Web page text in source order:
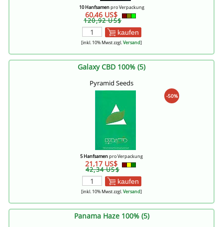
10 Hanfsamenpro Verpackung
60,46 US$
120,92 US$
kaufen
[inkl. 10% Mwst zzgl.Versand]
Galaxy CBD 100% (5)
Pyramid Seeds
-50%
5 Hanfsamenpro Verpackung
21,17 US$
42,34 US$
kaufen
[inkl. 10% Mwst zzgl.Versand]
Panama Haze 100% (5)